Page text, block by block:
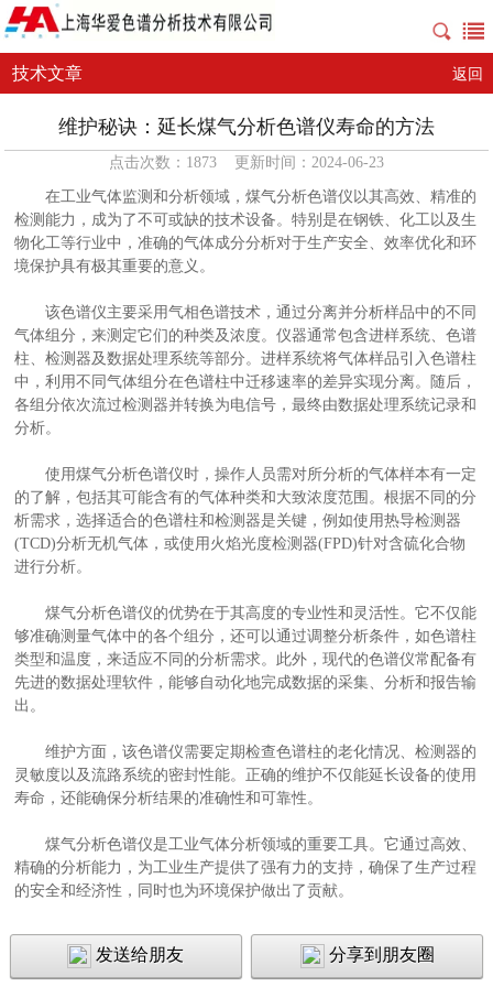
技术文章 返回
维护秘诀：延长煤气分析色谱仪寿命的方法
点击次数：1873 更新时间：2024-06-23
在工业气体监测和分析领域，煤气分析色谱仪以其高效、精准的
检测能力，成为了不可或缺的技术设备。特别是在钢铁、化工以及生
物化工等行业中，准确的气体成分分析对于生产安全、效率优化和环
境保护具有极其重要的意义。
该色谱仪主要采用气相色谱技术，通过分离并分析样品中的不同
气体组分，来测定它们的种类及浓度。仪器通常包含进样系统、色谱
柱、检测器及数据处理系统等部分。进样系统将气体样品引入色谱柱
中，利用不同气体组分在色谱柱中迁移速率的差异实现分离。随后，
各组分依次流过检测器并转换为电信号，最终由数据处理系统记录和
分析。
使用煤气分析色谱仪时，操作人员需对所分析的气体样本有一定
的了解，包括其可能含有的气体种类和大致浓度范围。根据不同的分
析需求，选择适合的色谱柱和检测器是关键，例如使用热导检测器
(TCD)分析无机气体，或使用火焰光度检测器(FPD)针对含硫化合物
进行分析。
煤气分析色谱仪的优势在于其高度的专业性和灵活性。它不仅能
够准确测量气体中的各个组分，还可以通过调整分析条件，如色谱柱
类型和温度，来适应不同的分析需求。此外，现代的色谱仪常配备有
先进的数据处理软件，能够自动化地完成数据的采集、分析和报告输
出。
维护方面，该色谱仪需要定期检查色谱柱的老化情况、检测器的
灵敏度以及流路系统的密封性能。正确的维护不仅能延长设备的使用
寿命，还能确保分析结果的准确性和可靠性。
煤气分析色谱仪是工业气体分析领域的重要工具。它通过高效、
精确的分析能力，为工业生产提供了强有力的支持，确保了生产过程
的安全和经济性，同时也为环境保护做出了贡献。
发送给朋友 分享到朋友圈